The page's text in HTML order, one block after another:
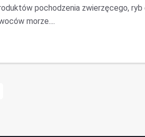
pochodzenia zwierzęcego, ryb
morze....